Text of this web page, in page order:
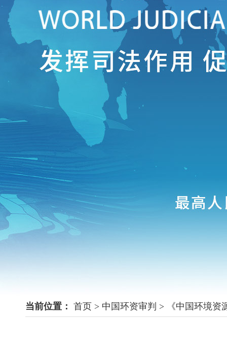
当前位置： 首页 > 中国环资审判 > 《中国环境资